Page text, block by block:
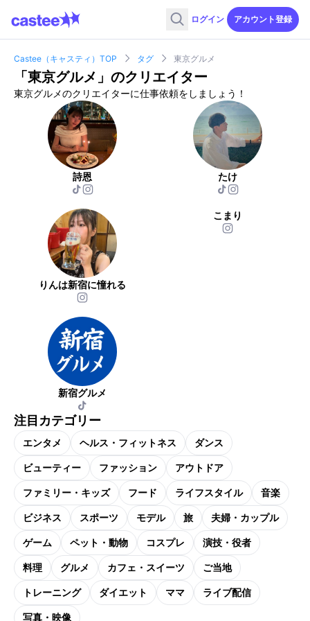
ログイン アカウント登録
Castee（キャスティ）TOP タグ 東京グルメ
「東京グルメ 」のクリエイター
東京グルメのクリエイターに仕事依頼をしましょう！
詩恩 たけ
りんは新宿に憧れる
こまり
新宿グルメ
注目カテゴリー
エンタメ ヘルス・フィットネス ダンス
ビューティー ファッション アウトドア
ファミリー・キッズ フード ライフスタイル 音楽
ビジネス スポーツ モデル 旅 夫婦・カップル
ゲーム ペット・動物 コスプレ 演技・役者
料理 グルメ カフェ・スイーツ ご当地
トレーニング ダイエット ママ ライブ配信
写真・映像